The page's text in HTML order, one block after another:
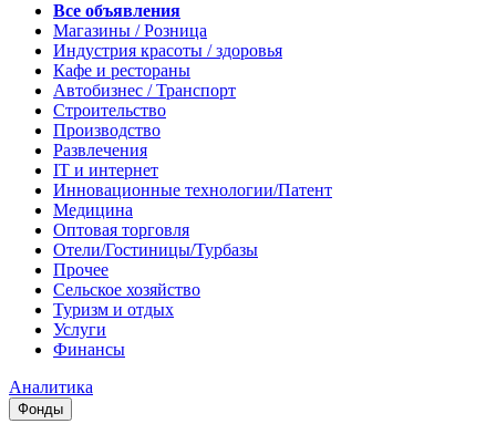
Все объявления
Магазины / Розница
Индустрия красоты / здоровья
Кафе и рестораны
Автобизнес / Транспорт
Строительство
Производство
Развлечения
IT и интернет
Инновационные технологии/Патент
Медицина
Оптовая торговля
Отели/Гостиницы/Турбазы
Прочее
Сельское хозяйство
Туризм и отдых
Услуги
Финансы
Аналитика
Фонды